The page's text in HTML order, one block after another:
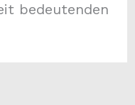
bedeutenden